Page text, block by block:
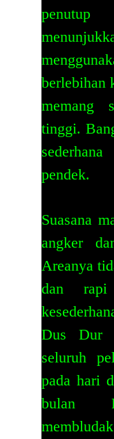
berlebihan
memang
tinggi.
pendek.
Suasana
angker
Areanya
dan rapi
Dus Dur
seluruh
pada hari
bulan